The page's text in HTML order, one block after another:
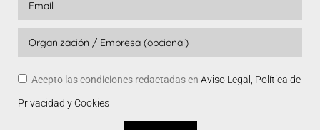
Acepto las condiciones redactadas en Aviso Legal, Política de
Privacidad y Cookies